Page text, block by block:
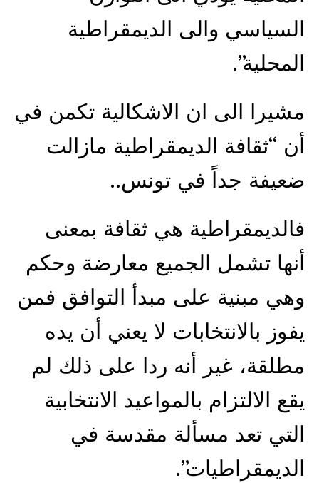
السياسي والى الديمقراطية
المحلية”.
مشيرا الى ان الاشكالية تكمن في
أن “ثقافة الديمقراطية مازالت
ضعيفة جداً في تونس..
فالديمقراطية هي ثقافة بمعنى
أنها تشمل الجميع معارضة وحكم
وهي مبنية على مبدأ التوافق فمن
يفوز بالانتخابات لا يعني أن يده
مطلقة، غير أنه ردا على ذلك لم
يقع الالتزام بالمواعيد الانتخابية
التي تعد مسألة مقدسة في
الديمقراطيات”.